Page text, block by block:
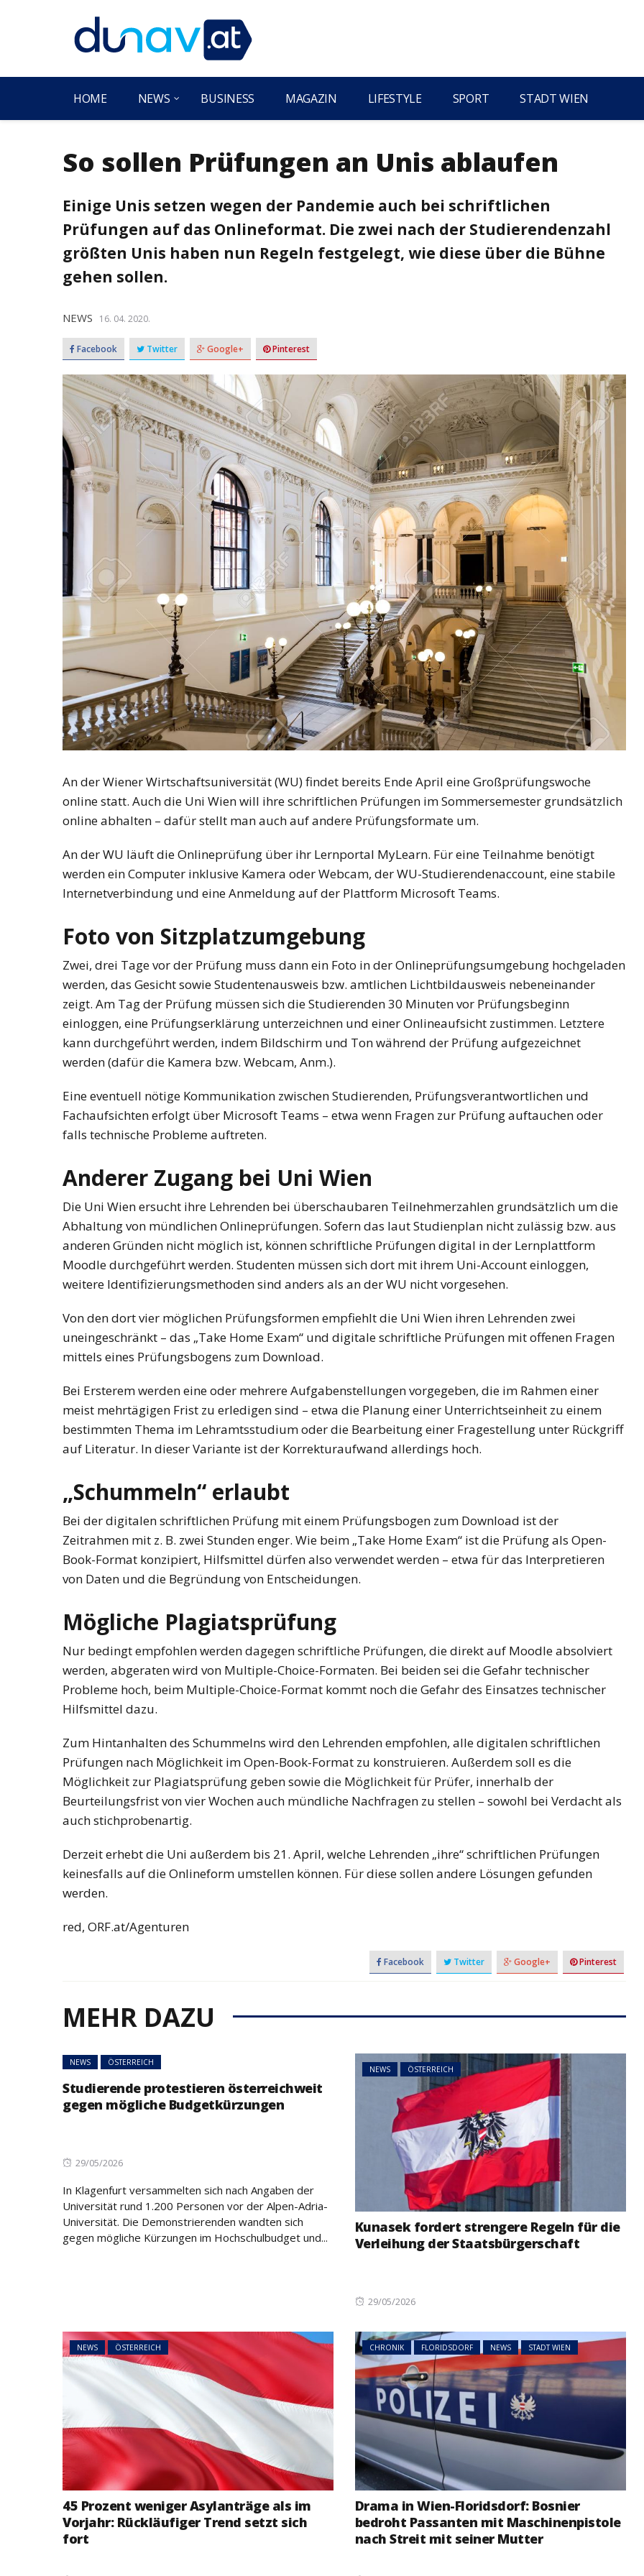
HOME NEWS BUSINESS MAGAZIN LIFESTYLE SPORT STADT WIEN
So sollen Prüfungen an Unis ablaufen
Einige Unis setzen wegen der Pandemie auch bei schriftlichen
Prüfungen auf das Onlineformat. Die zwei nach der Studierendenzahl
größten Unis haben nun Regeln festgelegt, wie diese über die Bühne
gehen sollen.
NEWS 16. 04. 2020.
Facebook Twitter Google+ Pinterest
An der Wiener Wirtschaftsuniversität (WU) findet bereits Ende April eine Großprüfungswoche
online statt. Auch die Uni Wien will ihre schriftlichen Prüfungen im Sommersemester grundsätzlich
online abhalten – dafür stellt man auch auf andere Prüfungsformate um.
An der WU läuft die Onlineprüfung über ihr Lernportal MyLearn. Für eine Teilnahme benötigt
werden ein Computer inklusive Kamera oder Webcam, der WU-Studierendenaccount, eine stabile
Internetverbindung und eine Anmeldung auf der Plattform Microsoft Teams.
Foto von Sitzplatzumgebung
Zwei, drei Tage vor der Prüfung muss dann ein Foto in der Onlineprüfungsumgebung hochgeladen
werden, das Gesicht sowie Studentenausweis bzw. amtlichen Lichtbildausweis nebeneinander
zeigt. Am Tag der Prüfung müssen sich die Studierenden 30 Minuten vor Prüfungsbeginn
einloggen, eine Prüfungserklärung unterzeichnen und einer Onlineaufsicht zustimmen. Letztere
kann durchgeführt werden, indem Bildschirm und Ton während der Prüfung aufgezeichnet
werden (dafür die Kamera bzw. Webcam, Anm.).
Eine eventuell nötige Kommunikation zwischen Studierenden, Prüfungsverantwortlichen und
Fachaufsichten erfolgt über Microsoft Teams – etwa wenn Fragen zur Prüfung auftauchen oder
falls technische Probleme auftreten.
Anderer Zugang bei Uni Wien
Die Uni Wien ersucht ihre Lehrenden bei überschaubaren Teilnehmerzahlen grundsätzlich um die
Abhaltung von mündlichen Onlineprüfungen. Sofern das laut Studienplan nicht zulässig bzw. aus
anderen Gründen nicht möglich ist, können schriftliche Prüfungen digital in der Lernplattform
Moodle durchgeführt werden. Studenten müssen sich dort mit ihrem Uni-Account einloggen,
weitere Identifizierungsmethoden sind anders als an der WU nicht vorgesehen.
Von den dort vier möglichen Prüfungsformen empfiehlt die Uni Wien ihren Lehrenden zwei
uneingeschränkt – das „Take Home Exam“ und digitale schriftliche Prüfungen mit offenen Fragen
mittels eines Prüfungsbogens zum Download.
Bei Ersterem werden eine oder mehrere Aufgabenstellungen vorgegeben, die im Rahmen einer
meist mehrtägigen Frist zu erledigen sind – etwa die Planung einer Unterrichtseinheit zu einem
bestimmten Thema im Lehramtsstudium oder die Bearbeitung einer Fragestellung unter Rückgriff
auf Literatur. In dieser Variante ist der Korrekturaufwand allerdings hoch.
„Schummeln“ erlaubt
Bei der digitalen schriftlichen Prüfung mit einem Prüfungsbogen zum Download ist der
Zeitrahmen mit z. B. zwei Stunden enger. Wie beim „Take Home Exam“ ist die Prüfung als Open-
Book-Format konzipiert, Hilfsmittel dürfen also verwendet werden – etwa für das Interpretieren
von Daten und die Begründung von Entscheidungen.
Mögliche Plagiatsprüfung
Nur bedingt empfohlen werden dagegen schriftliche Prüfungen, die direkt auf Moodle absolviert
werden, abgeraten wird von Multiple-Choice-Formaten. Bei beiden sei die Gefahr technischer
Probleme hoch, beim Multiple-Choice-Format kommt noch die Gefahr des Einsatzes technischer
Hilfsmittel dazu.
Zum Hintanhalten des Schummelns wird den Lehrenden empfohlen, alle digitalen schriftlichen
Prüfungen nach Möglichkeit im Open-Book-Format zu konstruieren. Außerdem soll es die
Möglichkeit zur Plagiatsprüfung geben sowie die Möglichkeit für Prüfer, innerhalb der
Beurteilungsfrist von vier Wochen auch mündliche Nachfragen zu stellen – sowohl bei Verdacht als
auch stichprobenartig.
Derzeit erhebt die Uni außerdem bis 21. April, welche Lehrenden „ihre“ schriftlichen Prüfungen
keinesfalls auf die Onlineform umstellen können. Für diese sollen andere Lösungen gefunden
werden.
red, ORF.at/Agenturen
Facebook Twitter Google+ Pinterest
MEHR DAZU
NEWS ÖSTERREICH
Studierende protestieren österreichweit
gegen mögliche Budgetkürzungen
Posted
29/05/2026
In Klagenfurt versammelten sich nach Angaben der
Universität rund 1.200 Personen vor der Alpen-Adria-
Universität. Die Demonstrierenden wandten sich
gegen mögliche Kürzungen im Hochschulbudget und...
NEWS ÖSTERREICH
Kunasek fordert strengere Regeln für die
Verleihung der Staatsbürgerschaft
Posted
29/05/2026
NEWS ÖSTERREICH
45 Prozent weniger Asylanträge als im
Vorjahr: Rückläufiger Trend setzt sich
fort
CHRONIK FLORIDSDORF NEWS STADT WIEN
Drama in Wien-Floridsdorf: Bosnier
bedroht Passanten mit Maschinenpistole
nach Streit mit seiner Mutter
NEWS ÖSTERREICH
45 Prozent weniger
Rückläufiger Trend setzt
sich fort
österreichweit gegen
mögliche Budgetkürzungen